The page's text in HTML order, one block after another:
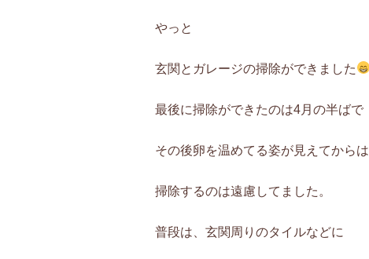
やっと
玄関とガレージの掃除ができました
最後に掃除ができたのは4月の半ばで
その後卵を温めてる姿が見えてからは
掃除するのは遠慮してました。
普段は、玄関周りのタイルなどに